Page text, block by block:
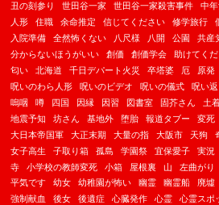
丑の刻参り
世田谷一家 世田谷一家殺害事件 中
人形
住職 余命推定 信じてください 修学旅行
入院準備
全然怖くない 八尺様 八開 公園 共産
分からないほうがいい
創価 創価学会 助けてく
匂い
北海道 千日デパート火災 卒塔婆 厄 原発
呪いのわら人形
呪いのビデオ 呪いの儀式 呪い返
嗚咽
噂 四国 因縁 因習 図書室 固芥さん 土
地震予知
坊さん 基地外 堕胎 報道タブー 変死
大日本帝国軍
大正末期 大量の指 大阪市 天狗
女子高生
子取り箱 孤島 学園祭 宜保愛子 実況
寺
小学校の教師変死 小箱 屋根裏 山 左曲がり
平気です
幼女 幼稚園が怖い 幽霊 幽霊船 廃墟
強制献血
後女 後遺症 心臓発作 心霊 心霊スポ